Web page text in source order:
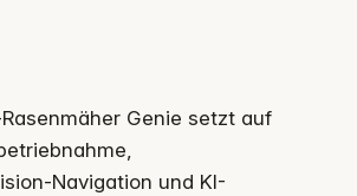
Genie setzt auf
Navigation und KI-